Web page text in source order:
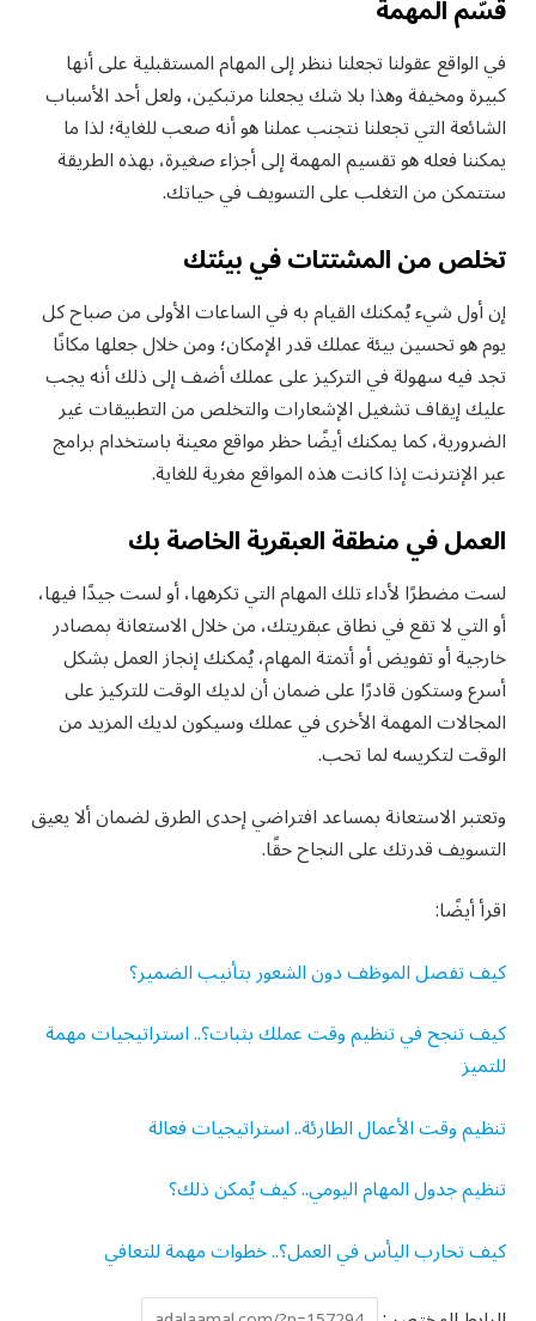
قسّم المهمة
في الواقع عقولنا تجعلنا ننظر إلى المهام المستقبلية على أنها
كبيرة ومخيفة وهذا بلا شك يجعلنا مرتبكين، ولعل أحد الأسباب
الشائعة التي تجعلنا نتجنب عملنا هو أنه صعب للغاية؛ لذا ما
يمكننا فعله هو تقسيم المهمة إلى أجزاء صغيرة، بهذه الطريقة
ستتمكن من التغلب على التسويف في حياتك.
تخلص من المشتتات في بيئتك
إن أول شيء يُمكنك القيام به في الساعات الأولى من صباح كل
يوم هو تحسين بيئة عملك قدر الإمكان؛ ومن خلال جعلها مكانًا
تجد فيه سهولة في التركيز على عملك أضف إلى ذلك أنه يجب
عليك إيقاف تشغيل الإشعارات والتخلص من التطبيقات غير
الضرورية، كما يمكنك أيضًا حظر مواقع معينة باستخدام برامج
عبر الإنترنت إذا كانت هذه المواقع مغرية للغاية.
العمل في منطقة العبقرية الخاصة بك
لست مضطرًا لأداء تلك المهام التي تكرهها، أو لست جيدًا فيها،
أو التي لا تقع في نطاق عبقريتك، من خلال الاستعانة بمصادر
خارجية أو تفويض أو أتمتة المهام، يُمكنك إنجاز العمل بشكل
أسرع وستكون قادرًا على ضمان أن لديك الوقت للتركيز على
المجالات المهمة الأخرى في عملك وسيكون لديك المزيد من
الوقت لتكريسه لما تحب.
وتعتبر الاستعانة بمساعد افتراضي إحدى الطرق لضمان ألا يعيق
التسويف قدرتك على النجاح حقًا.
اقرأ أيضًا:
كيف تفصل الموظف دون الشعور بتأنيب الضمير؟
كيف تنجح في تنظيم وقت عملك بثبات؟.. استراتيجيات مهمة
للتميز
تنظيم وقت الأعمال الطارئة.. استراتيجيات فعالة
تنظيم جدول المهام اليومي.. كيف يُمكن ذلك؟
كيف تحارب اليأس في العمل؟.. خطوات مهمة للتعافي